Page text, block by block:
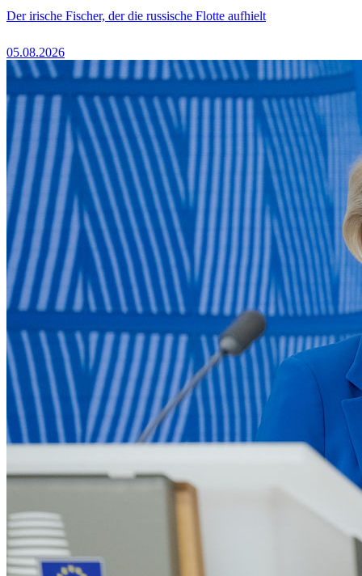
Der irische Fischer, der die russische Flotte aufhielt
05.08.2026